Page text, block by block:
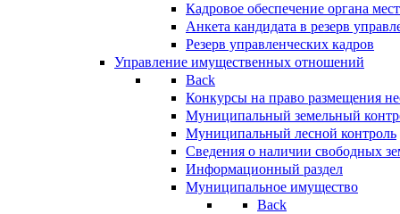
Кадровое обеспечение органа
Анкета кандидата в резерв
Резерв управленческих кадров
Управление имущественных отношений
Back
Конкурсы на право размещения
Муниципальный земельный
Муниципальный лесной контроль
Сведения о наличии свободных
Информационный раздел
Муниципальное имущество
Back